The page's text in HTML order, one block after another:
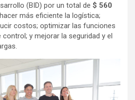
(BID) por un total de $ 560
más eficiente la logística;
costos; optimizar las funciones
y mejorar la seguridad y el